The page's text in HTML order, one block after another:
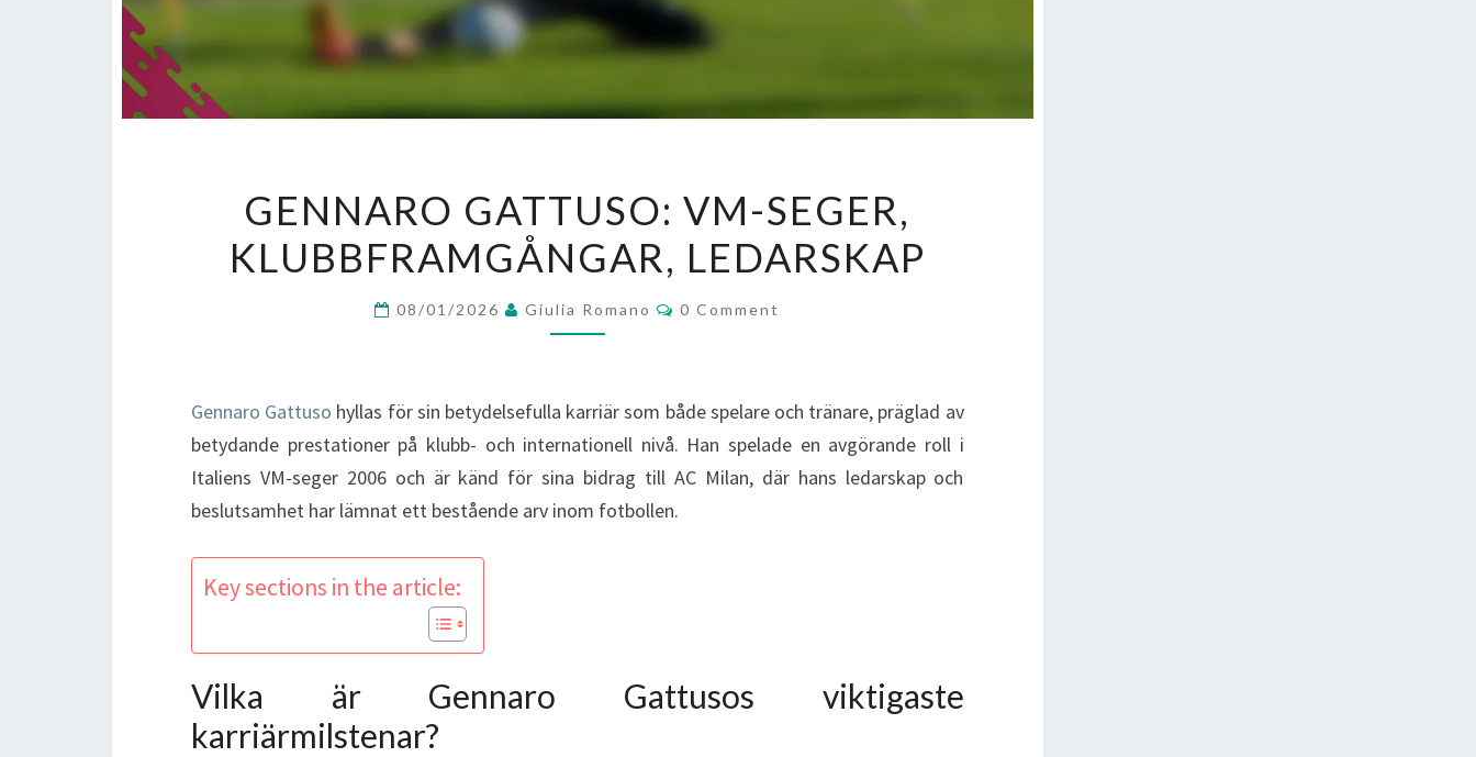
GATTUSO:
VM-
SEGER,
KLUBBFRAMGÅNGAR,
GENNARO GATTUSO: VM-SEGER,
KLUBBFRAMGÅNGAR, LEDARSKAP
08/01/2026 Giulia Romano Comments
0 Comment
Gennaro Gattuso hyllas för sin betydelsefulla karriär som både spelare och tränare, präglad av
betydande prestationer på klubb- och internationell nivå. Han spelade en avgörande roll i
Italiens VM-seger 2006 och är känd för sina bidrag till AC Milan, där hans ledarskap och
beslutsamhet har lämnat ett bestående arv inom fotbollen.
Key sections in the article:
Vilka är Gennaro Gattusos viktigaste
karriärmilstenar?